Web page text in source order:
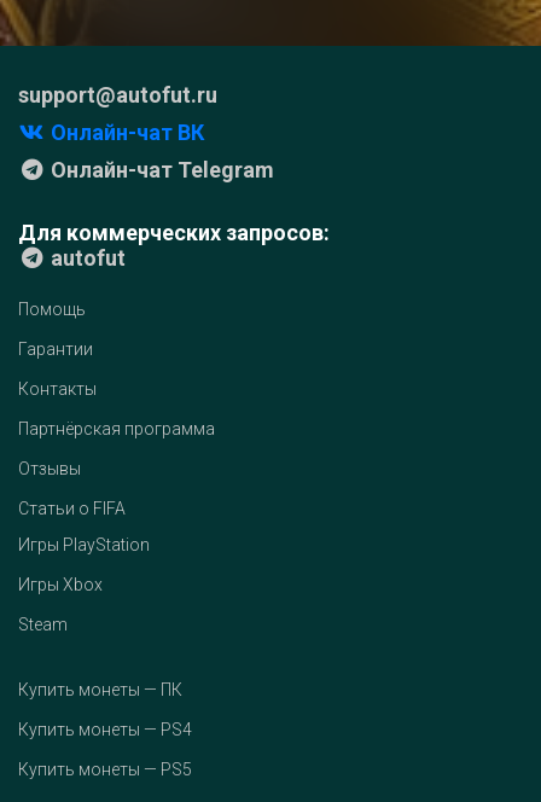
support@autofut.ru
Онлайн-чат ВК
Онлайн-чат Telegram
Для коммерческих запросов:
autofut
Помощь
Гарантии
Контакты
Партнёрская программа
Отзывы
Статьи о FIFA
Игры PlayStation
Игры Xbox
Steam
Купить монеты — ПК
Купить монеты — PS4
Купить монеты — PS5